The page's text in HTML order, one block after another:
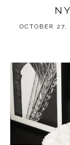
OCTOBER